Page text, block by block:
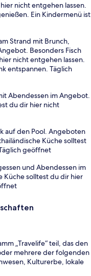
nicht entgehen lassen.
Ein Kindermenü ist
Strand mit Brunch,
Besonders Fisch
nicht entgehen lassen.
entspannen. Täglich
Abendessen im Angebot.
du dir hier nicht
auf den Pool. Angeboten
Küche solltest
geöffnet
und Abendessen im
Küche solltest du dir hier
„Travelife“ teil, das den
mehrere der folgenden
Kulturerbe, lokale